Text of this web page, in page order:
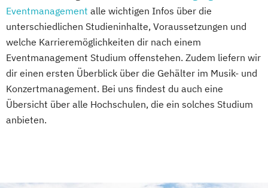
Eventmanagement alle wichtigen Infos über die
unterschiedlichen Studieninhalte, Voraussetzungen und
welche Karrieremöglichkeiten dir nach einem
Eventmanagement Studium offenstehen. Zudem liefern wir
dir einen ersten Überblick über die Gehälter im Musik- und
Konzertmanagement. Bei uns findest du auch eine
Übersicht über alle Hochschulen, die ein solches Studium
anbieten.